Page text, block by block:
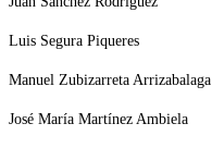
Luis Segura Piqueres
Manuel Zubizarreta Arrizabalaga
José María Martínez Ambiela